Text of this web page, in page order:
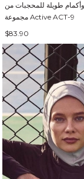
طويلة للمحجبات من
مجموعة Active ACT-9
$83.90